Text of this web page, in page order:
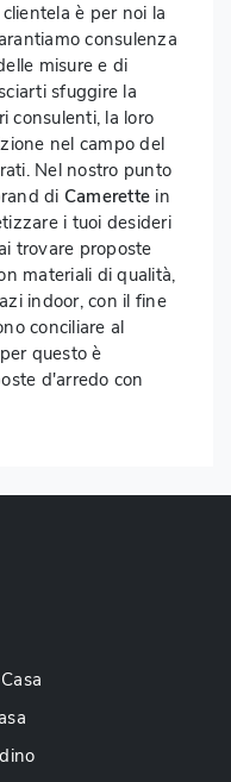
è per noi la
consulenza
misure e di
sfuggire la
consulenti, la loro
nel campo del
Nel nostro punto
di Camerette in
i tuoi desideri
trovare proposte
materiali di qualità,
indoor, con il fine
conciliare al
questo è
d'arredo con